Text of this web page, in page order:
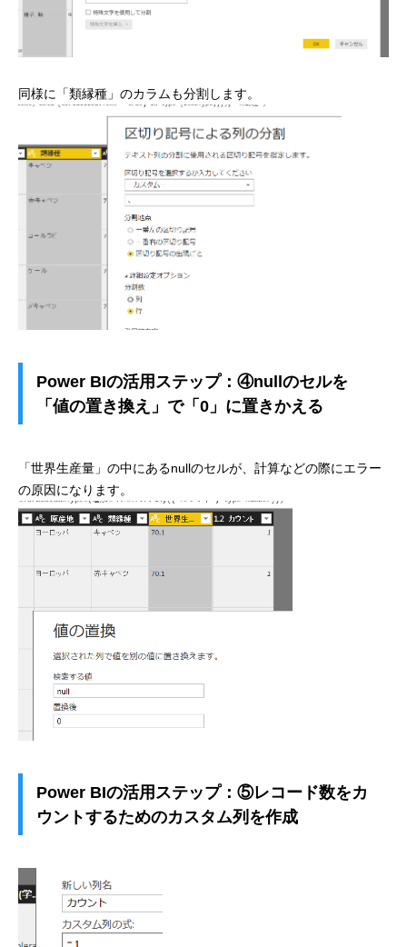
同様に「類縁種」のカラムも分割します。
Power BIの活用ステップ：④nullのセルを
「値の置き換え」で「0」に置きかえる
「世界生産量」の中にあるnullのセルが、計算などの際にエラー
の原因になります。
Power BIの活用ステップ：⑤レコード数をカ
ウントするためのカスタム列を作成